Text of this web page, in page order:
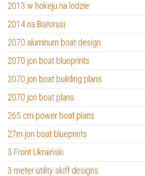
2013 w hokeju na lodzie
2014 na Białorusi
2070 aluminum boat design
2070 jon boat blueprints
2070 jon boat building plans
2070 jon boat plans
265 cm power boat plans
27m jon boat blueprints
3 Front Ukraiński
3 meter utility skiff designs